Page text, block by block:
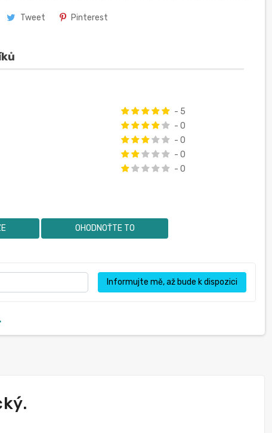
Tweet Pinterest
- 5
- 0
- 0
- 0
- 0
OHODNOŤTE TO
Informujte mě, až bude k dispozici